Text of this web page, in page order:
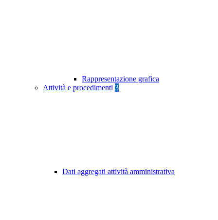
Rappresentazione grafica
Attività e procedimenti 3
Dati aggregati attività amministrativa